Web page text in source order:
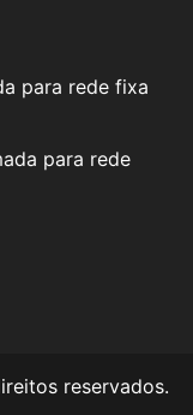
para rede fixa
para rede
reservados.